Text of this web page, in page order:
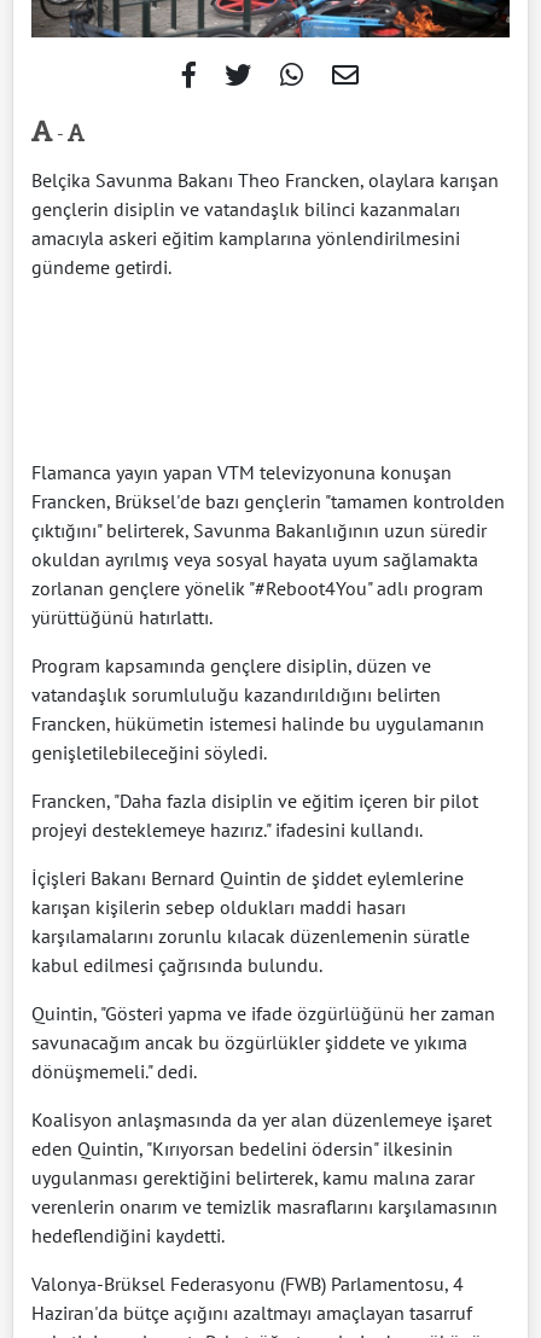
-
Belçika Savunma Bakanı Theo Francken, olaylara karışan
gençlerin disiplin ve vatandaşlık bilinci kazanmaları
amacıyla askeri eğitim kamplarına yönlendirilmesini
gündeme getirdi.
Flamanca yayın yapan VTM televizyonuna konuşan
Francken, Brüksel'de bazı gençlerin "tamamen kontrolden
çıktığını" belirterek, Savunma Bakanlığının uzun süredir
okuldan ayrılmış veya sosyal hayata uyum sağlamakta
zorlanan gençlere yönelik "#Reboot4You" adlı program
yürüttüğünü hatırlattı.
Program kapsamında gençlere disiplin, düzen ve
vatandaşlık sorumluluğu kazandırıldığını belirten
Francken, hükümetin istemesi halinde bu uygulamanın
genişletilebileceğini söyledi.
Francken, "Daha fazla disiplin ve eğitim içeren bir pilot
projeyi desteklemeye hazırız." ifadesini kullandı.
İçişleri Bakanı Bernard Quintin de şiddet eylemlerine
karışan kişilerin sebep oldukları maddi hasarı
karşılamalarını zorunlu kılacak düzenlemenin süratle
kabul edilmesi çağrısında bulundu.
Quintin, "Gösteri yapma ve ifade özgürlüğünü her zaman
savunacağım ancak bu özgürlükler şiddete ve yıkıma
dönüşmemeli." dedi.
Koalisyon anlaşmasında da yer alan düzenlemeye işaret
eden Quintin, "Kırıyorsan bedelini ödersin" ilkesinin
uygulanması gerektiğini belirterek, kamu malına zarar
verenlerin onarım ve temizlik masraflarını karşılamasının
hedeflendiğini kaydetti.
Valonya-Brüksel Federasyonu (FWB) Parlamentosu, 4
Haziran'da bütçe açığını azaltmayı amaçlayan tasarruf